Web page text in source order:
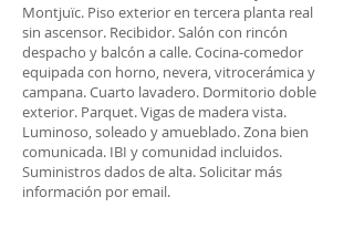
Montjuïc. Piso exterior en tercera planta real
sin ascensor. Recibidor. Salón con rincón
despacho y balcón a calle. Cocina-comedor
equipada con horno, nevera, vitrocerámica y
campana. Cuarto lavadero. Dormitorio doble
exterior. Parquet. Vigas de madera vista.
Luminoso, soleado y amueblado. Zona bien
comunicada. IBI y comunidad incluidos.
Suministros dados de alta. Solicitar más
información por email.